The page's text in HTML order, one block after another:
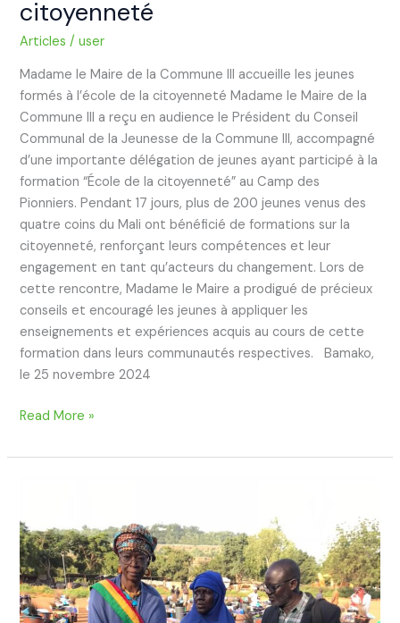
citoyenneté
Articles /user
Madame le Maire de la Commune III accueille les jeunes
formés à l’école de la citoyenneté Madame le Maire de la
Commune III a reçu en audience le Président du Conseil
Communal de la Jeunesse de la Commune III, accompagné
d’une importante délégation de jeunes ayant participé à la
formation “École de la citoyenneté” au Camp des
Pionniers. Pendant 17 jours, plus de 200 jeunes venus des
quatre coins du Mali ont bénéficié de formations sur la
citoyenneté, renforçant leurs compétences et leur
engagement en tant qu’acteurs du changement. Lors de
cette rencontre, Madame le Maire a prodigué de précieux
conseils et encouragé les jeunes à appliquer les
enseignements et expériences acquis au cours de cette
formation dans leurs communautés respectives. Bamako,
le 25 novembre 2024
Read More »
Mali
:
La
Commune
III